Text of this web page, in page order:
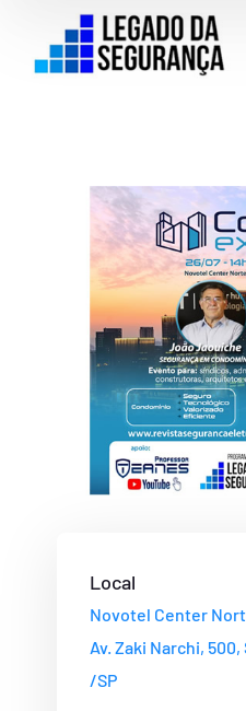
Local
Novotel Center
Av. Zaki Narchi,
/SP